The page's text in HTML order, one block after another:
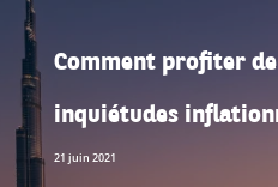
Comment profiter
inquiétudes
21 juin 2021